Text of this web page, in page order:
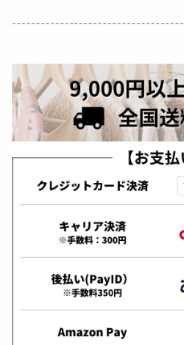
------------------------------------